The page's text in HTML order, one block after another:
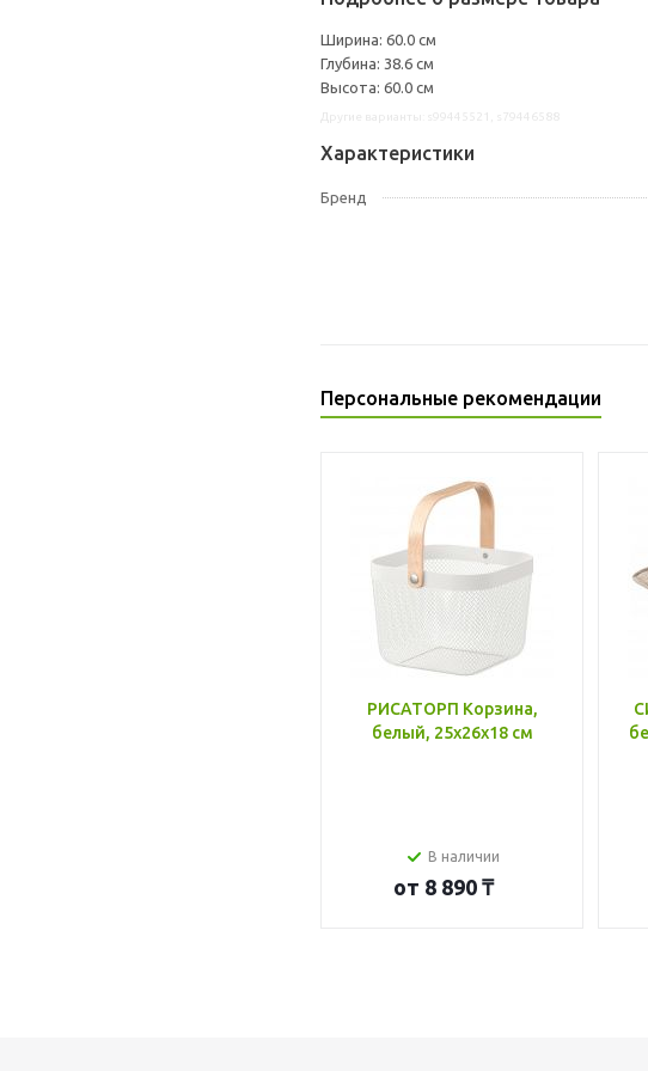
Ширина: 60.0 см
Глубина: 38.6 см
Высота: 60.0 см
Характеристики
Бренд
Персональные рекомендации
РИСАТОРП Корзина,
белый, 25x26x18 см
В наличии
от 8 890 ₸